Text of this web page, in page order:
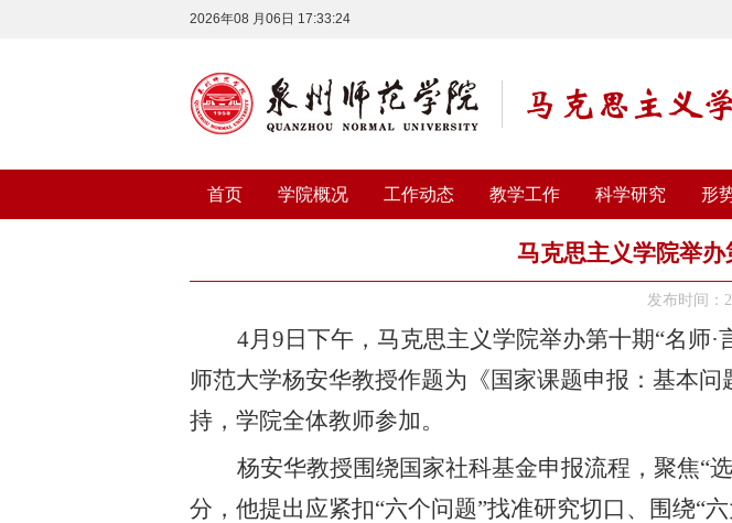
2026年08 月06日 17:33:24
首页 学院概况 工作动态 教学工作 科学研究 形
马克思主义学院举办
发布时间：
4月9日下午，马克思主义学院举办第十期“名师
师范大学杨安华教授作题为《国家课题申报：基本
持，学院全体教师参加。
杨安华教授围绕国家社科基金申报流程，聚焦“
分，他提出应紧扣“六个问题”找准研究切口、围绕“